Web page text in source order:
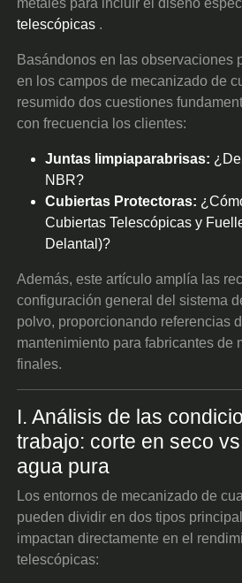
telescópicas .
Basándonos en las observaciones
en los campos de mecanizado de
resumido dos cuestiones
con frecuencia los clientes:
Juntas limpiaparabrisas:
NBR?
Cubiertas Protectoras:
Cubiertas Telescópicas y
Delantal)?
Además, este artículo amplía las
configuración general del sistema
polvo, proporcionando referencias
mantenimiento para fabricantes de
finales.
I. Análisis de las
trabajo: corte en seco
agua pura
Los entornos de mecanizado de
pueden dividir en dos tipos
impactan directamente en el
telescópicas: